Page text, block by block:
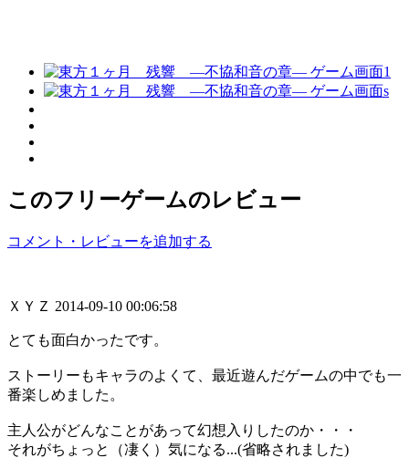
このフリーゲームのレビュー
コメント・レビューを追加する
ＸＹＺ 2014-09-10 00:06:58
とても面白かったです。
ストーリーもキャラのよくて、最近遊んだゲームの中でも一
番楽しめました。
主人公がどんなことがあって幻想入りしたのか・・・
それがちょっと（凄く）気になる...(省略されました)